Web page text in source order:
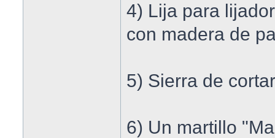
4) Lija para
con madera de
5) Sierra de
6) Un martillo